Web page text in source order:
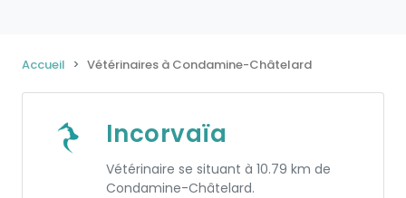
Accueil Vétérinaires à Condamine-Châtelard
Incorvaïa
Vétérinaire se situant à 10.79 km de
Condamine-Châtelard.